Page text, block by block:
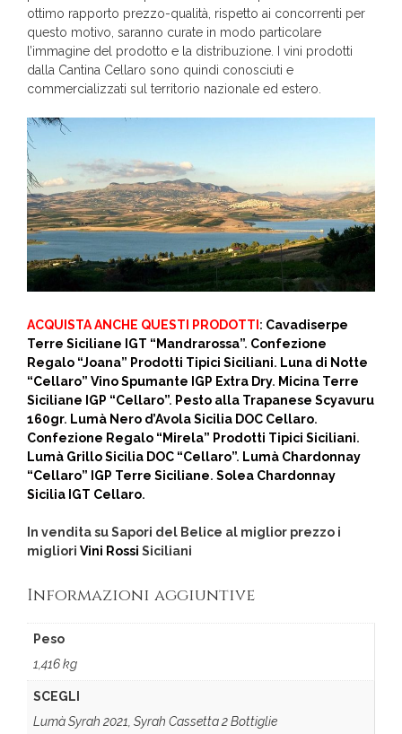
ottimo rapporto prezzo-qualità, rispetto ai concorrenti per
questo motivo, saranno curate in modo particolare
l’immagine del prodotto e la distribuzione. I vini prodotti
dalla Cantina Cellaro sono quindi conosciuti e
commercializzati sul territorio nazionale ed estero.
ACQUISTA ANCHE QUESTI PRODOTTI : Cavadiserpe
Terre Siciliane IGT “Mandrarossa”. Confezione
Regalo “Joana” Prodotti Tipici Siciliani. Luna di Notte
“Cellaro” Vino Spumante IGP Extra Dry. Micina Terre
Siciliane IGP “Cellaro”. Pesto alla Trapanese Scyavuru
160gr. Lumà Nero d’Avola Sicilia DOC Cellaro.
Confezione Regalo “Mirela” Prodotti Tipici Siciliani.
Lumà Grillo Sicilia DOC “Cellaro”. Lumà Chardonnay
“Cellaro” IGP Terre Siciliane. Solea Chardonnay
Sicilia IGT Cellaro.
In vendita su Sapori del Belice al miglior prezzo i
migliori Vini Rossi Siciliani
Informazioni aggiuntive
Peso
1,416 kg
SCEGLI
Lumà Syrah 2021, Syrah Cassetta 2 Bottiglie